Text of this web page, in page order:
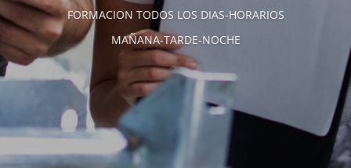
FORMACION TODOS LOS DIAS-HORARIOS
MAÑANA-TARDE-NOCHE